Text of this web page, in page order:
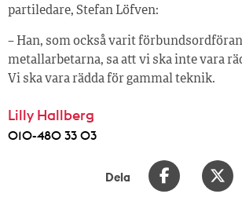
partiledare, Stefan Löfven:
– Han, som också varit
metallarbetarna, sa att vi ska inte vara
Vi ska vara rädda för gammal teknik.
Lilly Hallberg
010-480 33 03
Dela